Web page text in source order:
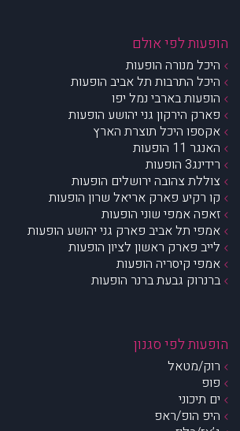
הופעות לפי אולם
היכל מנורה הופעות
היכל התרבות תל אביב הופעות
הופעות בארבי נמל יפו
פארק הירקון גני יהושע הופעות
אקספו היכל תוצרת הארץ
האנגר 11 הופעות
רידינג3 הופעות
צוללת צהובה ירושלים הופעות
קו רקיע פארק אריאל שרון הופעות
זאפה אמפי שוני הופעות
אמפי תל אביב פארק גני יהושע הופעות
לייב פארק ראשון לציון הופעות
אמפי קיסריה הופעות
ברנרוק גבעת ברנר הופעות
הופעות לפי סגנון
רוק/מטאל
פופ
ים תיכוני
היפ הופ/ראפ